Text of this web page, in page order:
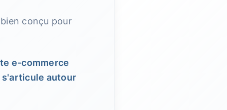
conçu pour
e-commerce
s'articule autour